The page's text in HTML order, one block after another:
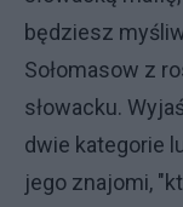
będziesz
Sołomasow z
słowacku.
dwie kategorie
jego znajomi,